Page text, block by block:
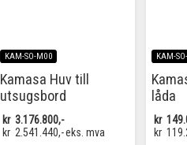
KAM-SO-M00
Kamasa Huv till
utsugsbord
kr 3.176.800,-
kr 2.541.440,-eks. mva
KAM-
låda
kr
kr